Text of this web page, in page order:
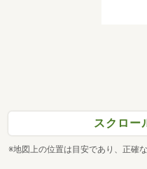
スクロー
※地図上の位置は目安であり、正確